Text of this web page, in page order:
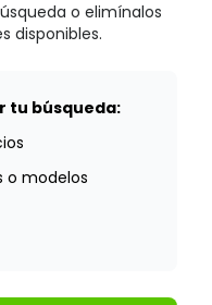
o elimínalos
disponibles.
tu búsqueda:
o modelos